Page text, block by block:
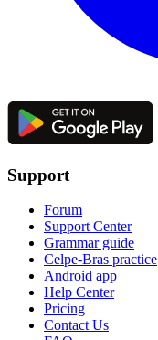
Support
Forum
Support Center
Grammar guide
Celpe-Bras practice
Android app
Help Center
Pricing
Contact Us